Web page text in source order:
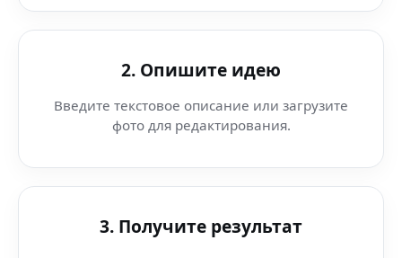
2. Опишите идею
Введите текстовое описание или загрузите
фото для редактирования.
3. Получите результат